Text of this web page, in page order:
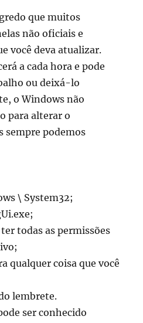
que muitos
não oficiais e
você deva atualizar.
a cada hora e pode
ou deixá-lo
o Windows não
para alterar o
sempre podemos
\ System32;
todas as permissões
qualquer coisa que você
lembrete.
ser conhecido